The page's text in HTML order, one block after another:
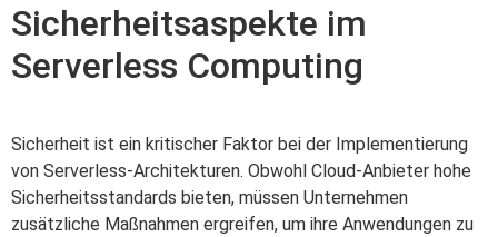
Sicherheitsaspekte im
Serverless Computing
Sicherheit ist ein kritischer Faktor bei der Implementierung
von Serverless-Architekturen. Obwohl Cloud-Anbieter hohe
Sicherheitsstandards bieten, müssen Unternehmen
zusätzliche Maßnahmen ergreifen, um ihre Anwendungen zu